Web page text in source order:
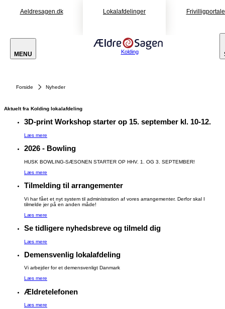
Aeldresagen.dk Lokalafdelinger
MENU Kolding
Forside Nyheder
Aktuelt fra Kolding lokalafdeling
3D-print Workshop starter op 15. september kl. 10-12.
Læs mere
2026 - Bowling
HUSK BOWLING-SÆSONEN STARTER OP HHV. 1. OG 3. SEPTEMBER!
Læs mere
Tilmelding til arrangementer
Vi har fået et nyt system til administration af vores arrangementer. Derfor skal I
tilmelde jer på en anden måde!
Læs mere
Se tidligere nyhedsbreve og tilmeld dig
Læs mere
Demensvenlig lokalafdeling
Vi arbejder for et demensvenligt Danmark
Læs mere
Ældretelefonen
Læs mere